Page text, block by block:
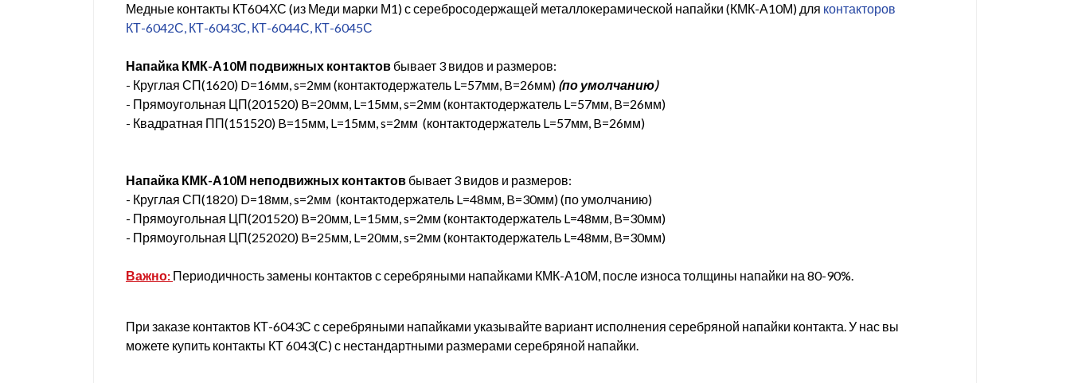
Медные контакты КТ604ХС (из Меди марки М1) с серебросодержащей металлокерамической напайки (КМК-А10М) для контакторов
КТ-6042С, КТ-6043С, КТ-6044С, КТ-6045С
Напайка КМК-А10М подвижных контактов бывает 3 видов и размеров:
- Круглая СП(1620) D=16мм, s=2мм (контактодержатель L=57мм, B=26мм) (по умолчанию)
- Прямоугольная ЦП(201520) B=20мм, L=15мм, s=2мм (контактодержатель L=57мм, B=26мм)
- Квадратная ПП(151520) B=15мм, L=15мм, s=2мм (контактодержатель L=57мм, B=26мм)
Напайка КМК-А10М неподвижных контактов бывает 3 видов и размеров:
- Круглая СП(1820) D=18мм, s=2мм (контактодержатель L=48мм, B=30мм) (по умолчанию)
- Прямоугольная ЦП(201520) B=20мм, L=15мм, s=2мм (контактодержатель L=48мм, B=30мм)
- Прямоугольная ЦП(252020) B=25мм, L=20мм, s=2мм (контактодержатель L=48мм, B=30мм)
Важно: Периодичность замены контактов с серебряными напайками КМК-А10М, после износа толщины напайки на 80-90%.
При заказе контактов КТ-6043С с серебряными напайками указывайте вариант исполнения серебряной напайки контакта. У нас вы
можете купить контакты КТ 6043(С) с нестандартными размерами серебряной напайки.